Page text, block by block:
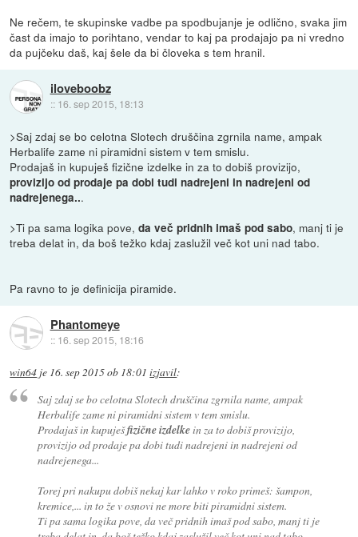
Ne rečem, te skupinske vadbe pa spodbujanje je odlično, svaka jim
čast da imajo to porihtano, vendar to kaj pa prodajajo pa ni vredno
da pujčeku daš, kaj šele da bi človeka s tem hranil.
iloveboobz
:: 16. sep 2015, 18:13
>Saj zdaj se bo celotna Slotech druščina zgrnila name, ampak
Herbalife zame ni piramidni sistem v tem smislu.
Prodajaš in kupuješ fizične izdelke in za to dobiš provizijo,
provizijo od prodaje pa dobi tudi nadrejeni in nadrejeni od
nadrejenega...
>Ti pa sama logika pove,da več pridnih imaš pod sabo, manj ti je
treba delat in, da boš težko kdaj zaslužil več kot uni nad tabo.
Pa ravno to je definicija piramide.
Phantomeye
:: 16. sep 2015, 18:16
win64 je 16. sep 2015 ob 18:01 izjavil:
Saj zdaj se bo celotna Slotech druščina zgrnila name, ampak
Herbalife zame ni piramidni sistem v tem smislu.
Prodajaš in kupuješfizične izdelkein za to dobiš provizijo,
provizijo od prodaje pa dobi tudi nadrejeni in nadrejeni od
nadrejenega...
Torej pri nakupu dobiš nekaj kar lahko v roko primeš: šampon,
kremice,... in to že v osnovi ne more biti piramidni sistem.
Ti pa sama logika pove, da več pridnih imaš pod sabo, manj ti je